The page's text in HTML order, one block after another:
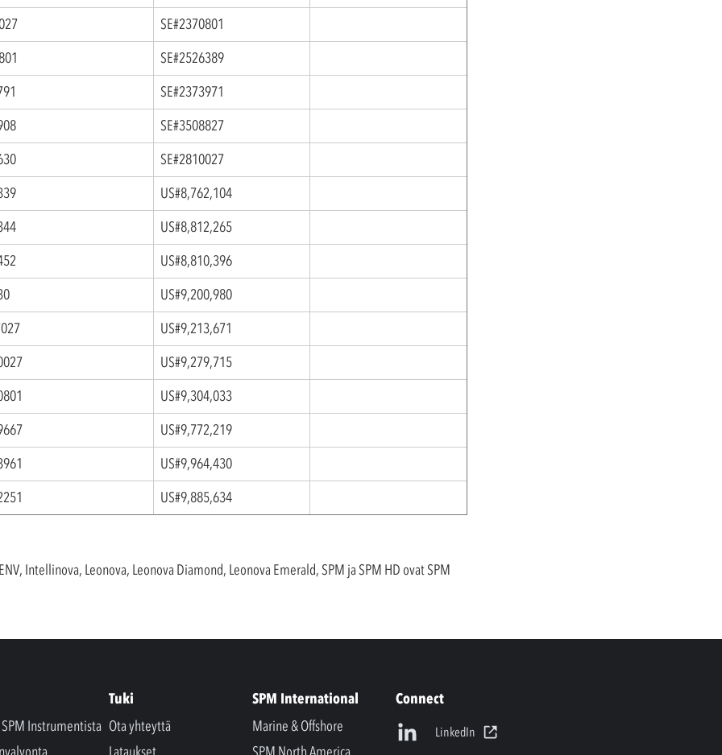
SE#2370801
SE#2526389
SE#2373971
SE#3508827
SE#2810027
US#8,762,104
US#8,812,265
US#8,810,396
US#9,200,980
US#9,213,671
US#9,279,715
US#9,304,033
US#9,772,219
US#9,964,430
US#9,885,634
Intellinova, Leonova, Leonova Diamond, Leonova Emerald, SPM ja SPM HD ovat SPM
Instrumentista
Tuki
Ota yhteyttä
SPM International
Marine & Offshore
Connect
LinkedIn